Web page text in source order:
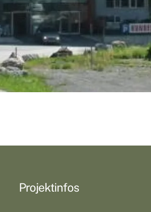
Projektinfos